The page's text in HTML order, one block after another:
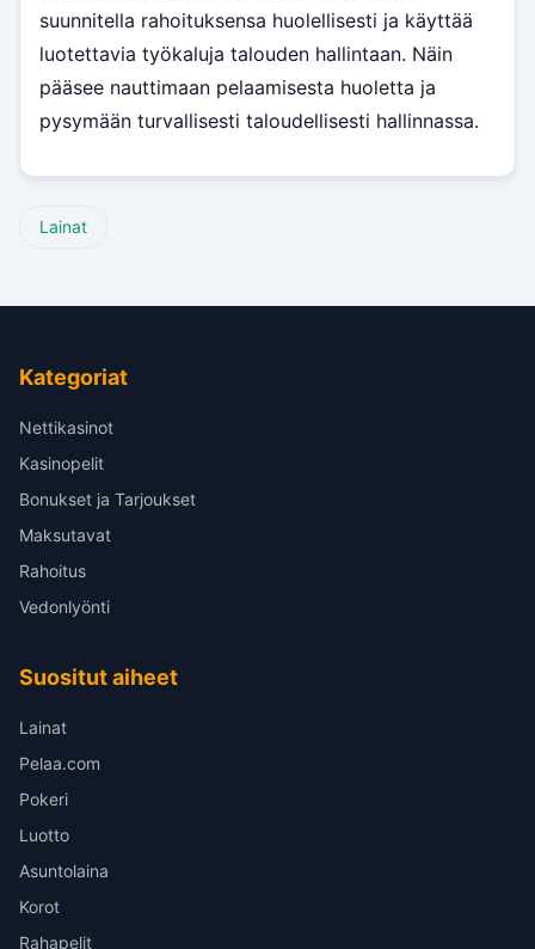
suunnitella rahoituksensa huolellisesti ja käyttää
luotettavia työkaluja talouden hallintaan. Näin
pääsee nauttimaan pelaamisesta huoletta ja
pysymään turvallisesti taloudellisesti hallinnassa.
Lainat
Kategoriat
Nettikasinot
Kasinopelit
Bonukset ja Tarjoukset
Maksutavat
Rahoitus
Vedonlyönti
Suositut aiheet
Lainat
Pelaa.com
Pokeri
Luotto
Asuntolaina
Korot
Rahapelit